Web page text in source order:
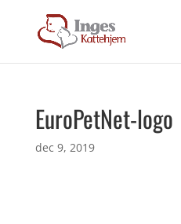
EuroPetNet-logo
dec 9, 2019